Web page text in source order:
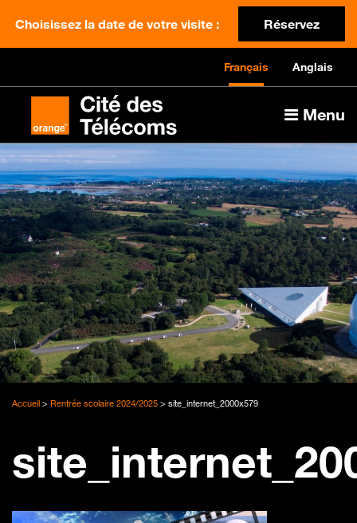
Choisissez la date de votre visite : Réservez
Français Anglais
Menu
Accueil > Rentrée scolaire 2024/2025 > site_internet_2000x579